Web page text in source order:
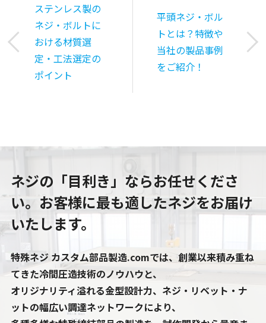
ステンレス製の
ネジ・ボルトに
おける材質選
定・工法選定の
ポイント
平頭ネジ・ボル
トとは？特徴や
当社の製品事例
をご紹介！
ネジの「目利き」ならお任せくださ
い。 お客様に最も適したネジをお届け
いたします。
特殊ネジ カスタム部品製造.comでは、創業以来積み重ね
てきた冷間圧造技術のノウハウと、
オリジナリティ溢れる金型設計力、ネジ・リベット・ナ
ットの幅広い調達ネットワークにより、